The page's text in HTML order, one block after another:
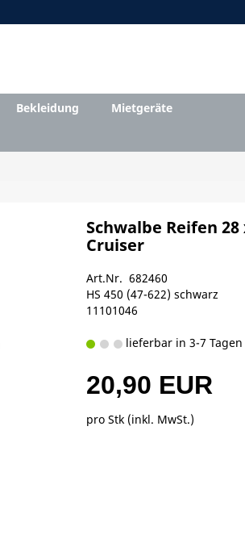
Bekleidung
Mietgeräte
Schwalbe Reifen 28
Cruiser
Art.Nr. 682460
HS 450 (47-622) schwarz
11101046
lieferbar in 3-7 Tagen
20,90 EUR
pro Stk (inkl. MwSt.)